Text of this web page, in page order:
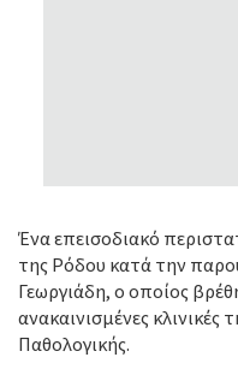
Ένα επεισοδιακό
της Ρόδου κατά την
Γεωργιάδη, ο οποίος
ανακαινισμένες κλινικές
Παθολογικής.